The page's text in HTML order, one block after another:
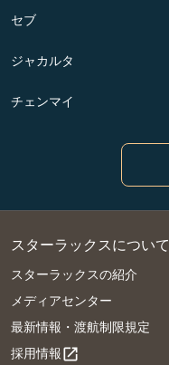
セブ
ジャカルタ
チェンマイ
スターラックスについて
スターラックスの紹介
メディアセンター
最新情報・渡航制限規定
採用情報open_in_new